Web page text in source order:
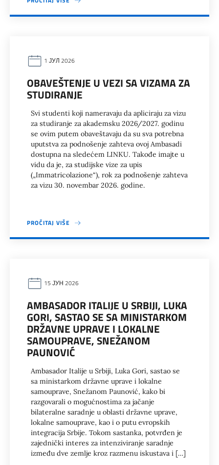
1 ЈУЛ 2026
OBAVEŠTENJE U VEZI SA VIZAMA ZA
STUDIRANJE
Svi studenti koji nameravaju da apliciraju za vizu
za studiranje za akademsku 2026/2027. godinu
se ovim putem obaveštavaju da su sva potrebna
uputstva za podnošenje zahteva ovoj Ambasadi
dostupna na sledećem LINKU. Takođe imajte u
vidu da je, za studijske vize za upis
(„Immatricolazione“), rok za podnošenje zahteva
za vizu 30. novembar 2026. godine.
PROČITAJ VIŠE
15 ЈУН 2026
AMBASADOR ITALIJE U SRBIJI, LUKA
GORI, SASTAO SE SA MINISTARKOM
DRŽAVNE UPRAVE I LOKALNE
SAMOUPRAVE, SNEŽANOM
PAUNOVIĆ
Ambasador Italije u Srbiji, Luka Gori, sastao se
sa ministarkom državne uprave i lokalne
samouprave, Snežanom Paunović, kako bi
razgovarali o mogućnostima za jačanje
bilateralne saradnje u oblasti državne uprave,
lokalne samouprave, kao i o putu evropskih
integracija Srbije. Tokom sastanka, potvrđen je
zajednički interes za intenziviranje saradnje
između dve zemlje kroz razmenu iskustava i […]